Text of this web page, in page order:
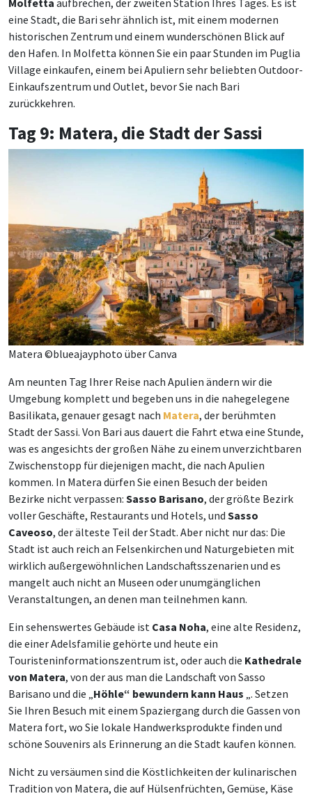
Molfetta aufbrechen, der zweiten Station Ihres Tages. Es ist
eine Stadt, die Bari sehr ähnlich ist, mit einem modernen
historischen Zentrum und einem wunderschönen Blick auf
den Hafen. In Molfetta können Sie ein paar Stunden im Puglia
Village einkaufen, einem bei Apuliern sehr beliebten Outdoor-
Einkaufszentrum und Outlet, bevor Sie nach Bari
zurückkehren.
Tag 9: Matera, die Stadt der Sassi
Matera ©blueajayphoto über Canva
Am neunten Tag Ihrer Reise nach Apulien ändern wir die
Umgebung komplett und begeben uns in die nahegelegene
Basilikata, genauer gesagt nach Matera, der berühmten
Stadt der Sassi. Von Bari aus dauert die Fahrt etwa eine Stunde,
was es angesichts der großen Nähe zu einem unverzichtbaren
Zwischenstopp für diejenigen macht, die nach Apulien
kommen. In Matera dürfen Sie einen Besuch der beiden
Bezirke nicht verpassen: Sasso Barisano, der größte Bezirk
voller Geschäfte, Restaurants und Hotels, und Sasso
Caveoso, der älteste Teil der Stadt. Aber nicht nur das: Die
Stadt ist auch reich an Felsenkirchen und Naturgebieten mit
wirklich außergewöhnlichen Landschaftsszenarien und es
mangelt auch nicht an Museen oder unumgänglichen
Veranstaltungen, an denen man teilnehmen kann.
Ein sehenswertes Gebäude ist Casa Noha, eine alte Residenz,
die einer Adelsfamilie gehörte und heute ein
Touristeninformationszentrum ist, oder auch die Kathedrale
von Matera, von der aus man die Landschaft von Sasso
Barisano und die „ Höhle“ bewundern kann Haus „. Setzen
Sie Ihren Besuch mit einem Spaziergang durch die Gassen von
Matera fort, wo Sie lokale Handwerksprodukte finden und
schöne Souvenirs als Erinnerung an die Stadt kaufen können.
Nicht zu versäumen sind die Köstlichkeiten der kulinarischen
Tradition von Matera, die auf Hülsenfrüchten, Gemüse, Käse